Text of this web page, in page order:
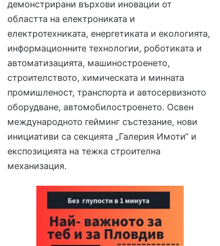
демонстрирани върхови иновации от
областта на електрониката и
електротехниката, енергетиката и екологията,
информационните технологии, роботиката и
автоматизацията, машиностроенето,
строителството, химическата и минната
промишленост, транспорта и автосервизното
оборудване, автомобилостроенето. Освен
международното гейминг състезание, нови
инициативи са секцията „Галерия Имоти“ и
експозицията на тежка строителна
механизация.